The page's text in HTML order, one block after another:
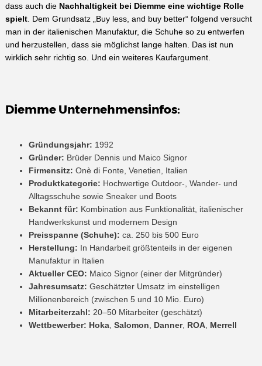
dass auch die Nachhaltigkeit bei Diemme eine wichtige Rolle
spielt. Dem Grundsatz „Buy less, and buy better“ folgend versucht
man in der italienischen Manufaktur, die Schuhe so zu entwerfen
und herzustellen, dass sie möglichst lange halten. Das ist nun
wirklich sehr richtig so. Und ein weiteres Kaufargument.
Diemme Unternehmensinfos:
Gründungsjahr: 1992
Gründer: Brüder Dennis und Maico Signor
Firmensitz: Onè di Fonte, Venetien, Italien
Produktkategorie: Hochwertige Outdoor-, Wander- und
Alltagsschuhe sowie Sneaker und Boots
Bekannt für: Kombination aus Funktionalität, italienischer
Handwerkskunst und modernem Design
Preisspanne (Schuhe): ca. 250 bis 500 Euro
Herstellung: In Handarbeit größtenteils in der eigenen
Manufaktur in Italien
Aktueller CEO: Maico Signor (einer der Mitgründer)
Jahresumsatz: Geschätzter Umsatz im einstelligen
Millionenbereich (zwischen 5 und 10 Mio. Euro)
Mitarbeiterzahl: 20–50 Mitarbeiter (geschätzt)
Wettbewerber: Hoka, Salomon Danner, ROA, Merrell